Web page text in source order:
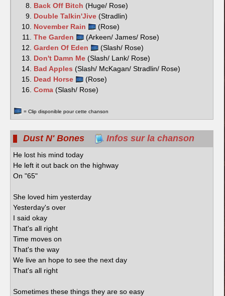
Back Off Bitch(Huge/ Rose)
Double Talkin'Jive(Stradlin)
November Rain
(Rose)
The Garden
(Arkeen/ James/ Rose)
Garden Of Eden
(Slash/ Rose)
Don't Damn Me(Slash/ Lank/ Rose)
Bad Apples(Slash/ McKagan/ Stradlin/ Rose)
Dead Horse
(Rose)
Coma(Slash/ Rose)
= Clip disponible pour cette chanson
Dust N' Bones Infos sur la chanson
He lost his mind today
He left it out back on the highway
On "65"
She loved him yesterday
Yesterday's over
I said okay
That's all right
Time moves on
That's the way
We live an hope to see the next day
That's all right
Sometimes these things they are so easy